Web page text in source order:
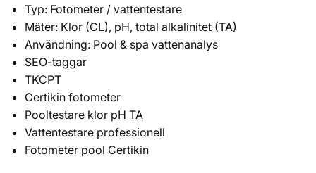
Typ: Fotometer / vattentestare
Mäter: Klor (CL), pH, total alkalinitet (TA)
Användning: Pool & spa vattenanalys
SEO-taggar
TKCPT
Certikin fotometer
Pooltestare klor pH TA
Vattentestare professionell
Fotometer pool Certikin